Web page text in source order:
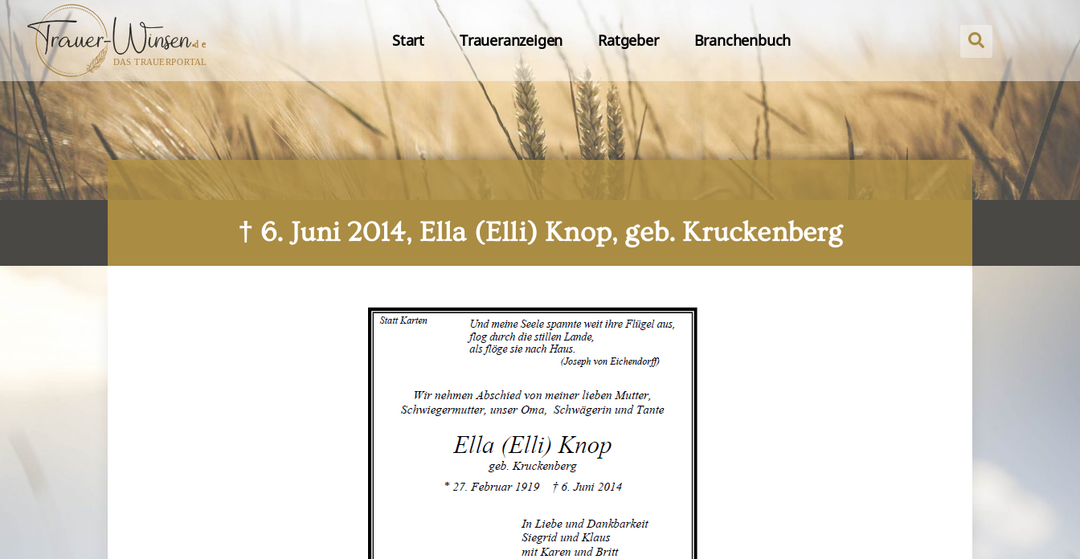
Start Traueranzeigen Ratgeber Branchenbuch
† 6. Juni 2014, Ella (Elli) Knop, geb. Kruckenberg